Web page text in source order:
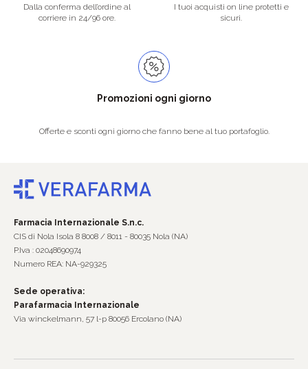
Dalla conferma dell’ordine al
corriere in 24/96 ore.
I tuoi acquisti on line protetti e
sicuri.
Promozioni ogni giorno
Offerte e sconti ogni giorno che fanno bene al tuo portafoglio.
Farmacia Internazionale S.n.c.
CIS di Nola Isola 8 8008 / 8011 - 80035 Nola (NA)
P.Iva : 02048690974
Numero REA: NA-929325
Sede operativa:
Parafarmacia Internazionale
Via winckelmann, 57 l-p 80056 Ercolano (NA)